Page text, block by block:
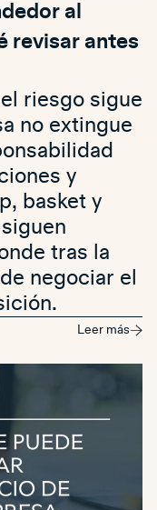
al
revisar antes
riesgo sigue
no extingue
y
basket y
tras la
negociar el
Leer más